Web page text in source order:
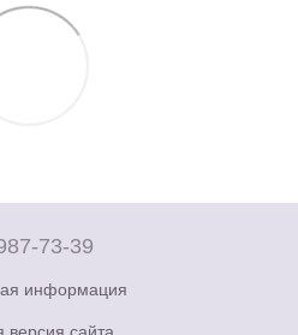
73-39
информация
версия сайта